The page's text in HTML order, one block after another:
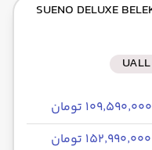
UALL
۱۰۹٬۵۹۰٬۰۰۰ تومان
۱۵۲٬۹۹۰٬۰۰۰ تومان